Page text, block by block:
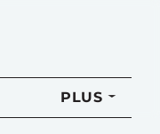
PLUS